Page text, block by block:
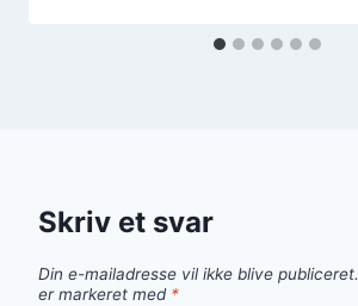
Skriv et svar
Din e-mailadresse vil ikke blive publiceret.
er markeret med *